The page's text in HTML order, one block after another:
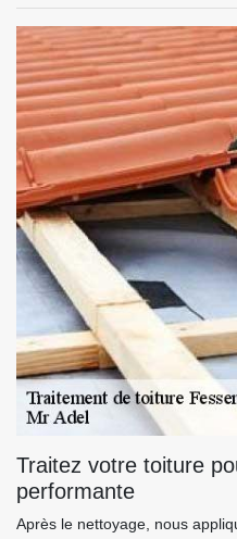
Traitez votre toiture
performante
Après le nettoyage, nous